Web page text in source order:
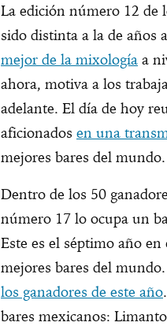
La edición número 12 de
sido distinta a la de años
mejor de la mixología a
ahora, motiva a los
adelante. El día de hoy
aficionados en una
mejores bares del mundo.
Dentro de los 50
número 17 lo ocupa un
Este es el séptimo año en
mejores bares del
los ganadores de este año
bares mexicanos: